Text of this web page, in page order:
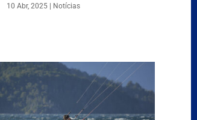
10 Abr, 2025 Notícias